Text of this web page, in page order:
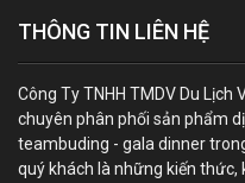
THÔNG TIN LIÊN HỆ
Công Ty TNHH TMDV Du Lịch
chuyên phân phối sản phẩm
teambuding - gala dinner
quý khách là những kiến thức,